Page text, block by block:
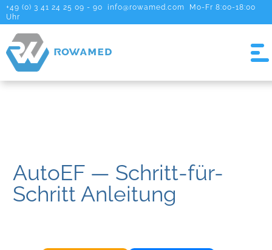
+49 (0) 3 41 24 25 09 - 90 info@rowamed.com
Mo-Fr 8:00-18:00
Uhr
AutoEF — Schritt-für-
Schritt Anleitung